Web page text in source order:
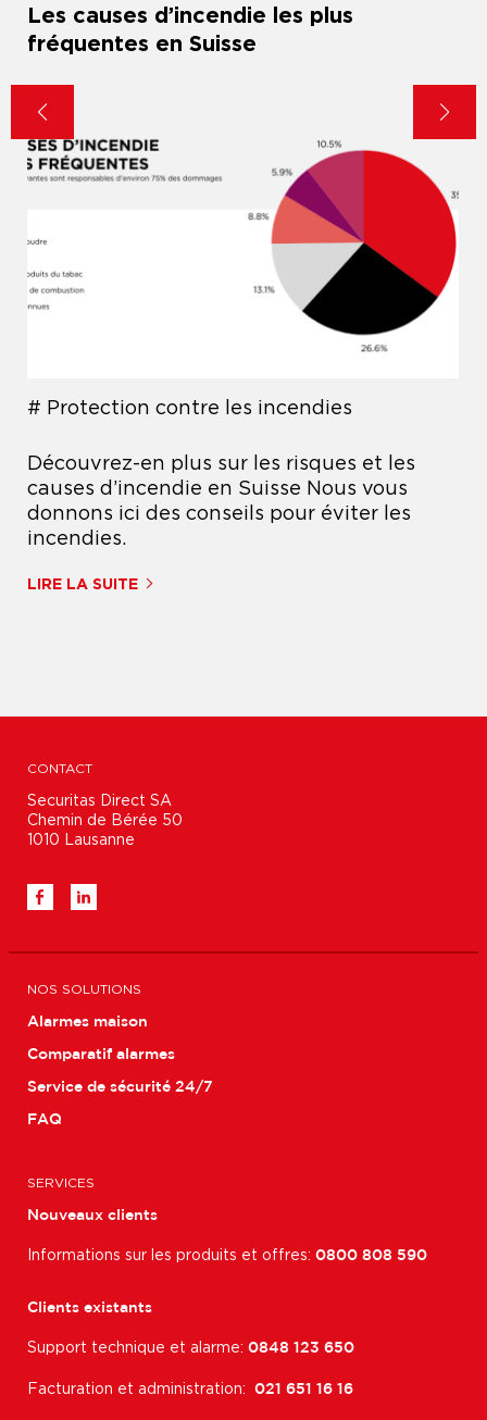
Les causes d’incendie les plus
fréquentes en Suisse
Protection contre les incendies
Découvrez-en plus sur les risques et les
causes d’incendie en Suisse Nous vous
donnons ici des conseils pour éviter les
incendies.
LIRE LA SUITE
NOS SOLUTIONS
Alarmes maison
Comparatif alarmes
Service de sécurité 24/7
FAQ
SERVICES
Nouveaux clients
Informations sur les produits et offres:0800 808 590
Clients existants
Support technique et alarme: 0848 123 650
Facturation et administration: 021 651 16 16
CONTACT
Securitas Direct SA
Chemin de Bérée 50
1010 Lausanne